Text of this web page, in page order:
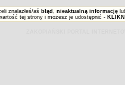
znalazłeś/aś błąd , nieaktualną informację
tej strony i możesz je udostępnić -